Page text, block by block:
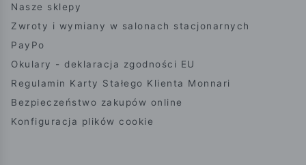
Nasze sklepy
Zwroty i wymiany w salonach stacjonarnych
PayPo
Okulary - deklaracja zgodności EU
Regulamin Karty Stałego Klienta Monnari
Bezpieczeństwo zakupów online
Konfiguracja plików cookie